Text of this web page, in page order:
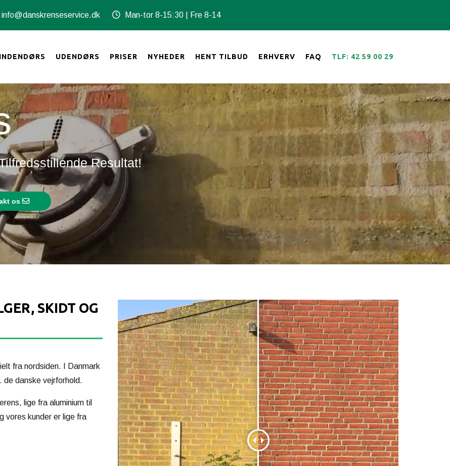
info@danskrenseservice.dk Man-tor 8-15:30 | Fre 8-14
INDENDØRS UDENDØRS PRISER NYHEDER HENT TILBUD ERHVERV FAQ TLF: 42 59 00 29
Resultat!
os
SKIDT OG
fra nordsiden. I Danmark
de danske vejrforhold.
lige fra aluminium til
vores kunder er lige fra